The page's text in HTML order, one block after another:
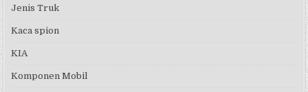
Jenis Truk
Kaca spion
KIA
Komponen Mobil